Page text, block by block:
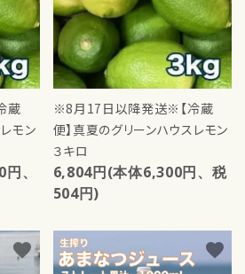
蔵
モン
、
※8月17日以降発送※【冷蔵
便】真夏のグリーンハウスレモン
３キロ
6,804円(本体6,300円、税
504円)
favorite favorite
検索する